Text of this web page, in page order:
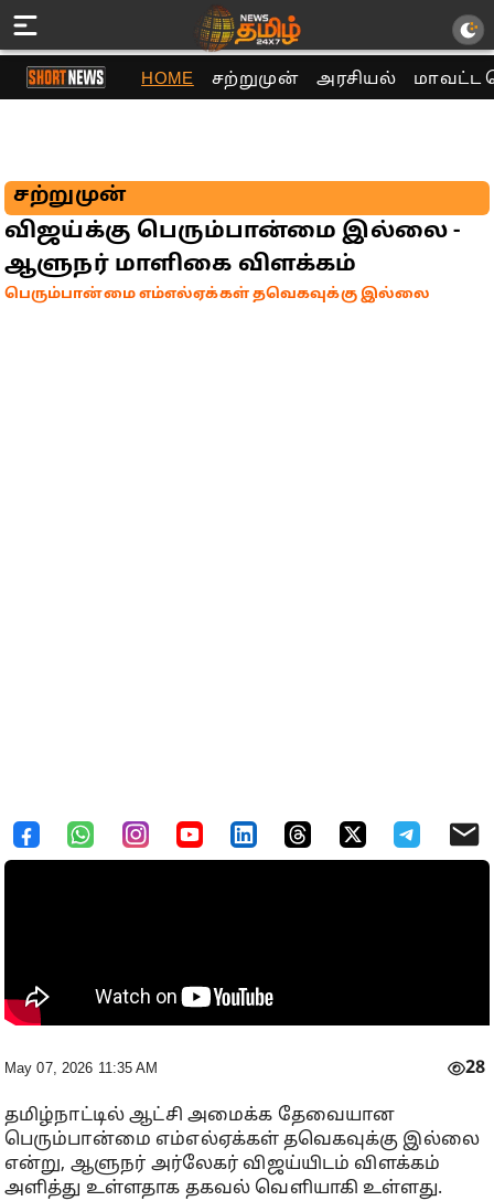
HOME சற்றுமுன் அரசியல் மாவட்ட
சற்றுமுன்
விஜய்க்கு பெரும்பான்மை இல்லை -
ஆளுநர் மாளிகை விளக்கம்
பெரும்பான்மை எம்எல்ஏக்கள் தவெகவுக்கு இல்லை
May 07, 2026 11:35 AM 28
தமிழ்நாட்டில் ஆட்சி அமைக்க தேவையான
பெரும்பான்மை எம்எல்ஏக்கள் தவெகவுக்கு இல்லை
என்று, ஆளுநர் அர்லேகர் விஜய்யிடம் விளக்கம்
அளித்து உள்ளதாக தகவல் வெளியாகி உள்ளது.